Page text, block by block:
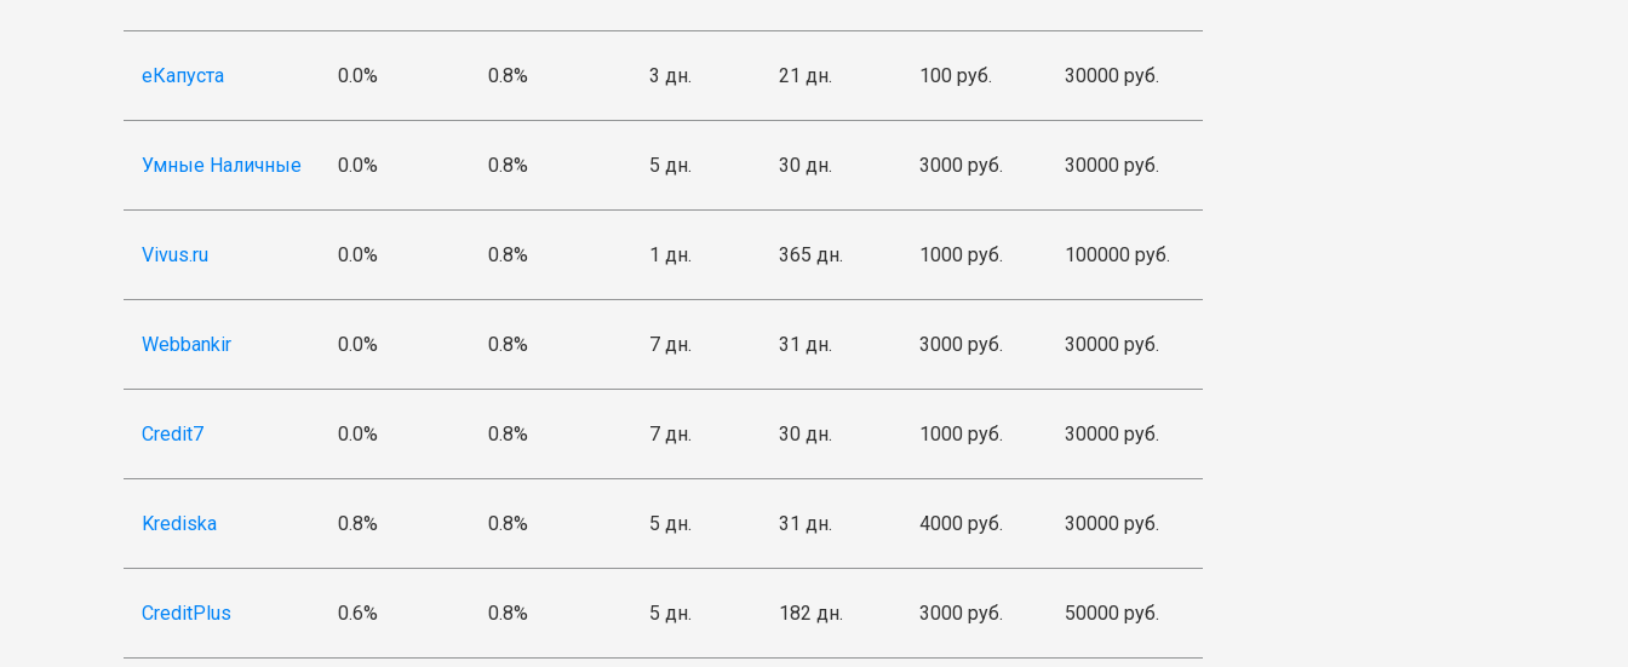
еКапуста 0.0% 0.8% 3 дн. 21 дн. 100 руб. 30000 руб.
Умные Наличные 0.0% 0.8% 5 дн. 30 дн. 3000 руб. 30000 руб.
Vivus.ru 0.0% 0.8% 1 дн. 365 дн. 1000 руб. 100000 руб.
Webbankir 0.0% 0.8% 7 дн. 31 дн. 3000 руб. 30000 руб.
Credit7 0.0% 0.8% 7 дн. 30 дн. 1000 руб. 30000 руб.
Krediska 0.8% 0.8% 5 дн. 31 дн. 4000 руб. 30000 руб.
CreditPlus 0.6% 0.8% 5 дн. 182 дн. 3000 руб. 50000 руб.